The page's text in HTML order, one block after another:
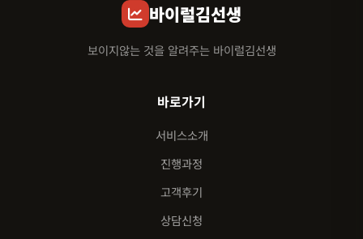
바이럴김선생
보이지않는 것을 알려주는 바이럴김선생
바로가기
서비스소개
진행과정
고객후기
상담신청